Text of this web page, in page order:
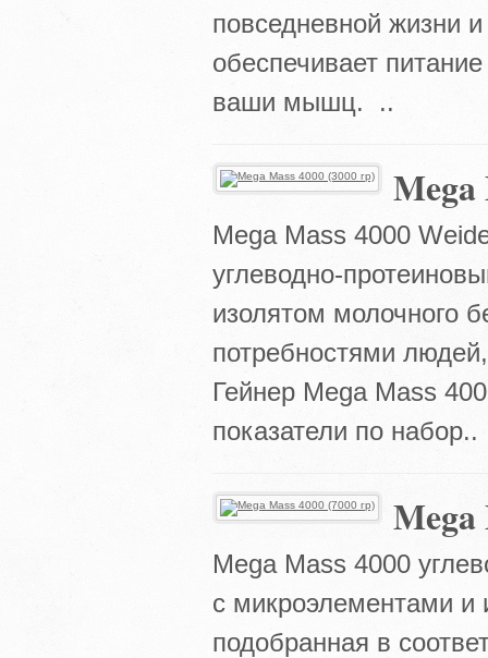
повседневной жизни
обеспечивает
ваши мышц. ..
Mega
Mega Mass 4000
углеводно-
изолятом молочного
потребностями
Гейнер Mega Mass
показатели по набор..
Mega
Mega Mass 4000
с микроэлементами и
подобранная в